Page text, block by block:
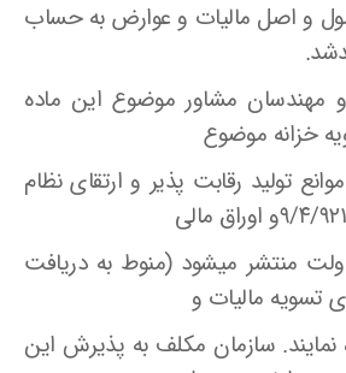
و اصل مالیات و عوارض به حساب
و مهندسان مشاور موضوع این ماده
خزانه موضوع
رفع موانع تولید رقابت پذیر و ارتقای نظام
منتشر میشود (منوط به دریافت
تسویه مالیات و
سازمان مکلف به پذیرش این